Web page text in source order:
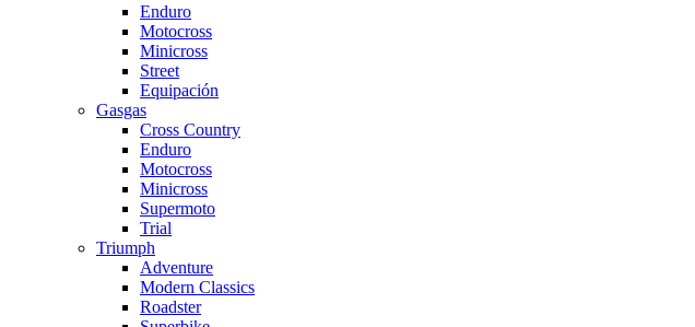
Enduro
Motocross
Minicross
Street
Equipación
Gasgas
Cross Country
Enduro
Motocross
Minicross
Supermoto
Trial
Triumph
Adventure
Modern Classics
Roadster